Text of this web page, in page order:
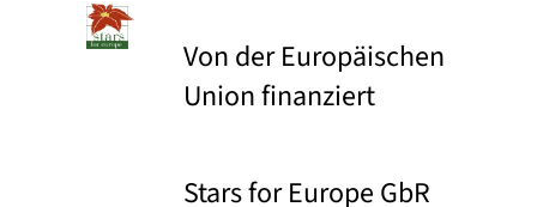
Von der Europäischen
Union finanziert
Stars for Europe GbR